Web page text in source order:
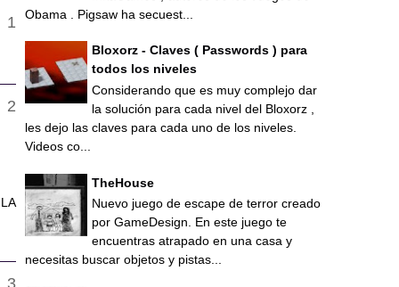
Obama . Pigsaw ha secuest...
Bloxorz - Claves ( Passwords ) para
todos los niveles
Considerando que es muy complejo dar
la solución para cada nivel del Bloxorz ,
les dejo las claves para cada uno de los niveles.
Videos co...
TheHouse
Nuevo juego de escape de terror creado
por GameDesign. En este juego te
encuentras atrapado en una casa y
necesitas buscar objetos y pistas...